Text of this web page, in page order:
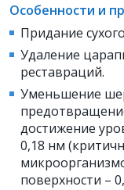
Особенности и
Придание
Удаление
реставраций.
Уменьшение
достижение
0,18 нм
поверхности –